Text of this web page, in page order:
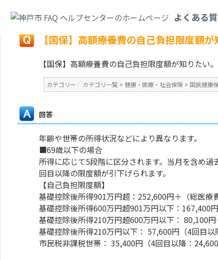
よくある
戻る
【国保】高額療養費の自己負担限度額
【国保】高額療養費の自己負担限度額が知りたい。
カテゴリー : カテゴリ一覧 > 健康・医療・社会保険 > 国民健康
回答
年齢や世帯の所得状況などにより異なります。
■69歳以下の場合
所得に応じて5段階に区分されます。当月を含め
回目以降の限度額が引下げられます。
【自己負担限度額】
基礎控除後所得901万円超：252,600円＋（総医
基礎控除後所得600万円超901万円以下：
基礎控除後所得210万円超600万円以下： 80,100
基礎控除後所得210万円以下： 57,600円（4回目
市民税非課税世帯： 35,400円（4回目以降：